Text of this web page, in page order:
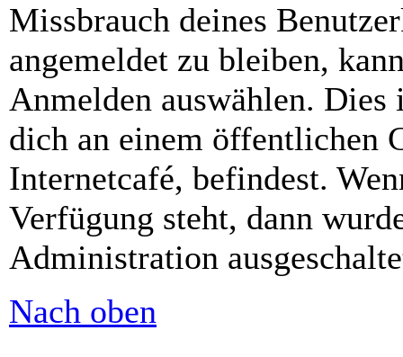
Missbrauch deines
angemeldet zu bleiben,
Anmelden auswählen.
dich an einem öffentlichen
Internetcafé, befindest.
Verfügung steht, dann
Administration
Nach oben